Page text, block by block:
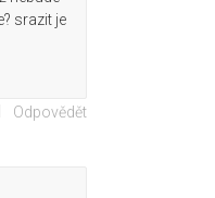
srazit je
Odpovědět